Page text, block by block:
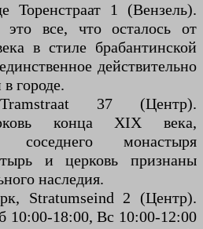
Торенстраат 1 (Вензель).
все, что осталось от
в стиле брабантинской
действительно
городе.
37 (Центр).
конца XIX века,
соседнего монастыря
и церковь признаны
наследия.
Stratumseind 2 (Центр).
10:00-18:00, Вс 10:00-12:00